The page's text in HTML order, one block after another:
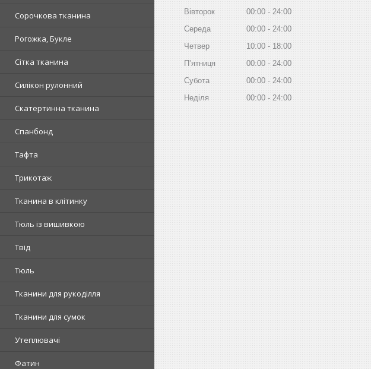
Сорочкова тканина
Рогожка, Букле
Сітка тканина
Силікон рулонний
Скатертинна тканина
Спанбонд
Тафта
Трикотаж
Тканина в клітинку
Тюль із вишивкою
Твід
Тюль
Тканини для рукоділля
Тканини для сумок
Утеплювачі
Фатин
Вівторок
00:00
24:00
Середа
00:00
24:00
Четвер
10:00
18:00
Пʼятниця
00:00
24:00
Субота
00:00
24:00
Неділя
00:00 24:00